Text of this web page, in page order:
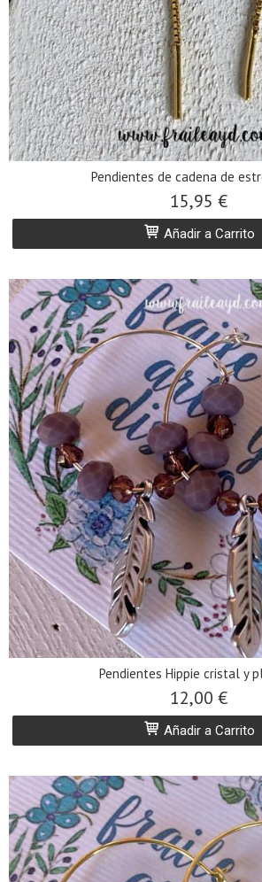
Pendientes de cadena de
15,95 €
Añadir a Carrito
Pendientes Hippie cristal y
12,00 €
Añadir a Carrito